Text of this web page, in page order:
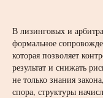
В лизинговых и
формальное
которая позволяет
результат и снижать
не только знания
спора, структуры